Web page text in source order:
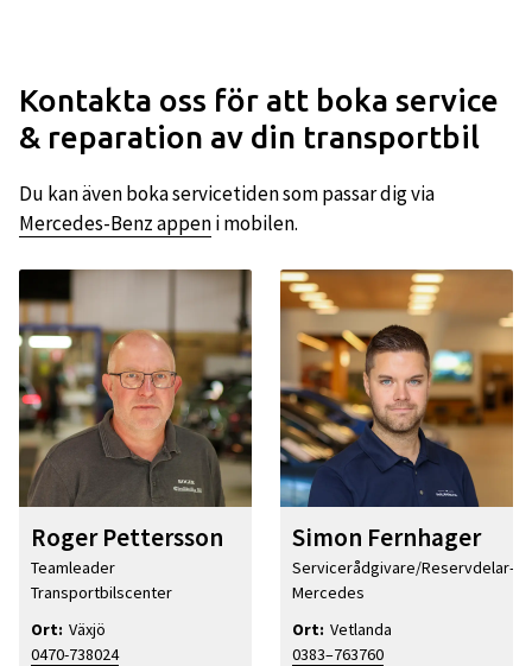
Kontakta oss för att boka service
& reparation av din transportbil
Du kan även boka servicetiden som passar dig via
Mercedes-Benz appeni mobilen.
Roger Pettersson
Teamleader
Transportbilscenter
Ort: Växjö
0470-738024
Simon Fernhager
Servicerådgivare/Reservdelar-
Mercedes
Ort: Vetlanda
0383–763760